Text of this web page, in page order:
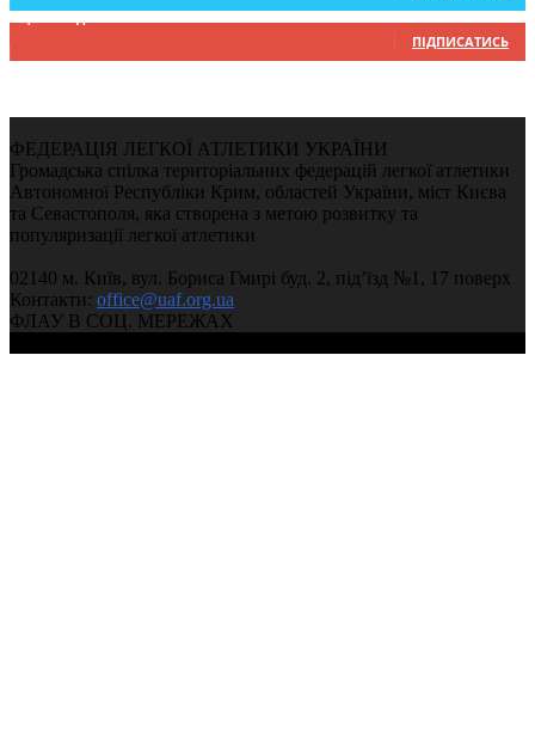
9,370 Підписників
ПІДПИСАТИСЬ
ФЕДЕРАЦІЯ ЛЕГКОЇ АТЛЕТИКИ УКРАЇНИ
Громадська спілка територіальних федерацій легкої атлетики
Автономної Республіки Крим, областей України, міст Києва
та Севастополя, яка створена з метою розвитку та
популяризації легкої атлетики
02140 м. Київ, вул. Бориса Гмирі буд. 2, під’їзд №1, 17 поверх
Контакти: office@uaf.org.ua
ФЛАУ В СОЦ. МЕРЕЖАХ